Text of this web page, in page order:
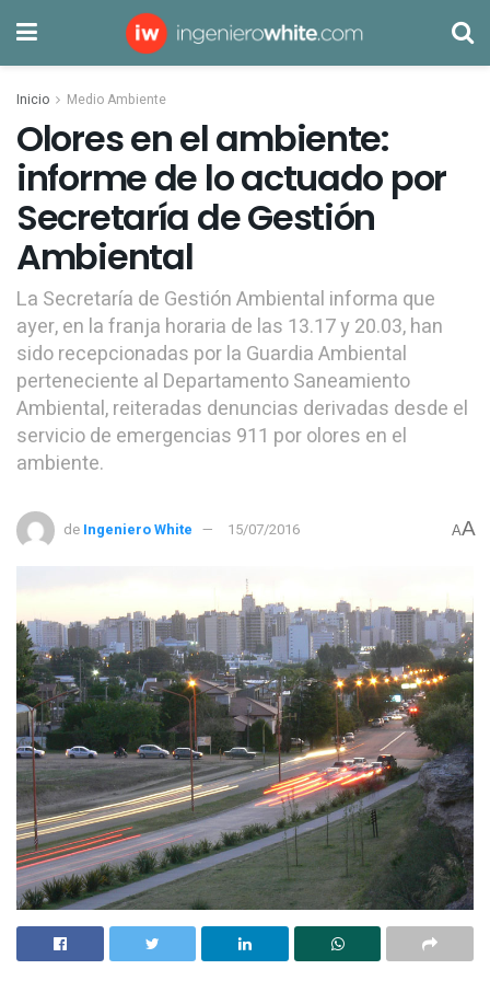
Inicio Medio Ambiente
Olores en el ambiente:
informe de lo actuado por
Secretaría de Gestión
Ambiental
La Secretaría de Gestión Ambiental informa que
ayer, en la franja horaria de las 13.17 y 20.03, han
sido recepcionadas por la Guardia Ambiental
perteneciente al Departamento Saneamiento
Ambiental, reiteradas denuncias derivadas desde el
servicio de emergencias 911 por olores en el
ambiente.
de Ingeniero White 15/07/2016 AA